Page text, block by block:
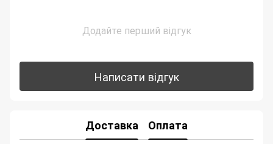
Додайте перший відгук
Написати відгук
Доставка Оплата